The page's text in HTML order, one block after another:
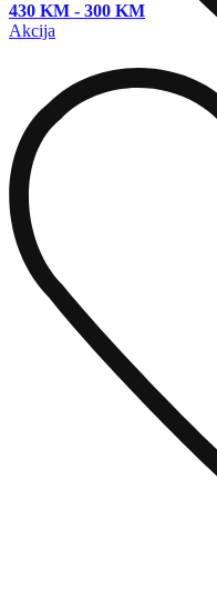
430 KM - 300 KM
Akcija